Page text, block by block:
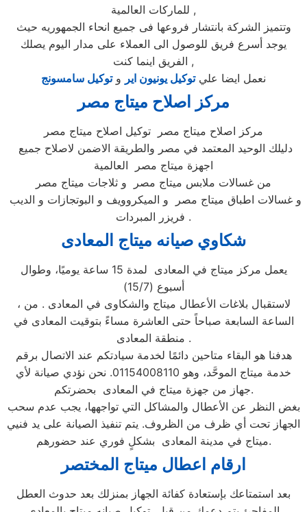
للماركات العالمية ,
وتتميز الشركة بانتشار فروعها فى جميع انحاء الجمهوريه حيث
يوجد أسرع فريق للوصول الى العملاء على مدار اليوم يصلك
الفريق اينما كنت ,
نعمل ايضا عليتوكيل يونيون اير وتوكيل سامسونج
مركز اصلاح ميتاج مصر
مركز اصلاح ميتاج مصر توكيل اصلاح ميتاج مصر
اجهزة ميتاج مصر العالمية
من غسالات ملابس ميتاج مصر و ثلاجات ميتاج مصر
فريزر المبردات .
شكاوي صيانه ميتاج المعادى
يعمل مركز ميتاج في المعادى لمدة 15 ساعة يوميًا، وطوال
أسبوع (15/7)
، لاستقبال بلاغات الأعطال ميتاج والشكاوى في المعادى . من
الساعة السابعة صباحاً حتى العاشرة مساءً بتوقيت المعادى في
منطقة المعادى .
هدفنا هو البقاء متاحين دائمًا لخدمة سيادتكم عند الاتصال برقم
خدمة ميتاج الموحَّد، وهو 01154008110. نحن نؤدي صيانة لأي
جهاز من جهزة ميتاج في المعادى بحضرتكم.
بغض النظر عن الأعطال والمشاكل التي تواجهها، يجب عدم سحب
الجهاز تحت أي ظرف من الظروف. يتم تنفيذ الصيانة على يد فنيي
ميتاج في مدينة المعادى بشكلٍ فوري عند حضورهم.
ارقام اعطال ميتاج المختصر
بعد استمتاعك بإستعادة كفائة الجهاز بمنزلك بعد حدوث العطل